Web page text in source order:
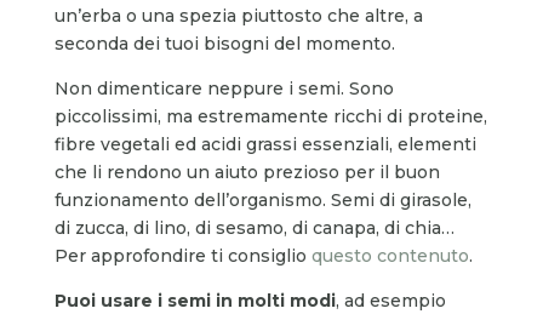
un’erba o una spezia piuttosto che altre, a
seconda dei tuoi bisogni del momento.
Non dimenticare neppure i semi. Sono
piccolissimi, ma estremamente ricchi di proteine,
fibre vegetali ed acidi grassi essenziali, elementi
che li rendono un aiuto prezioso per il buon
funzionamento dell’organismo. Semi di girasole,
di zucca, di lino, di sesamo, di canapa, di chia…
Per approfondire ti consiglio questo contenuto.
Puoi usare i semi in molti modi, ad esempio